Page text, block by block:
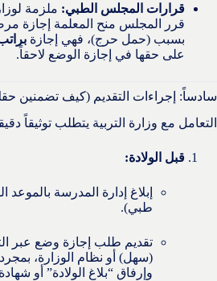
قرارات المجلس الطبي: ملزمة
قرر المجلس منح المعلمة إجازة
بسبب (حمل حرج)، فهي إجازة
على حقها في إجازة الوضع لاحقاً.
سادساً: إجراءات التقديم (كيف تضمنين
التعامل مع وزارة التربية يتطلب توثيقاً
قبل الولادة:
إبلاغ إدارة المدرسة بالموعد
طبي).
تقديم طلب إجازة وضع عبر
(سهل) أو نظام الوزارة،
وإرفاق “بلاغ الولادة” أو شهادة